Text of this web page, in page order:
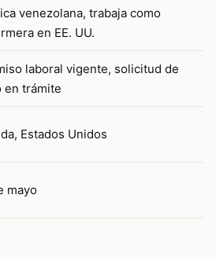
venezolana, trabaja como
en EE. UU.
laboral vigente, solicitud de
en trámite
Estados Unidos
mayo